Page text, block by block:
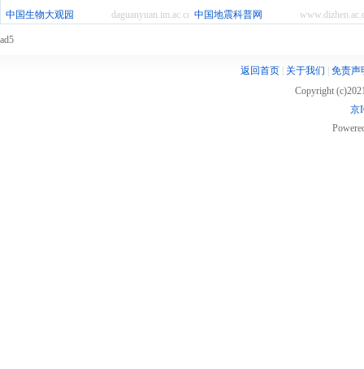
daguanyuan.im.ac.cn
中国生物大观园 中国地震科普网
ad5
返回首页| 关于我们
免责声
Copyright
京